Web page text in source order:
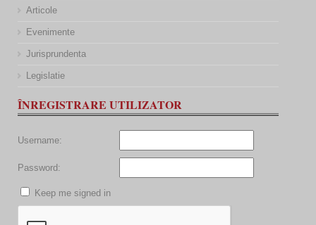
Articole
Evenimente
Jurisprundenta
Legislatie
ÎNREGISTRARE UTILIZATOR
Username:
Password:
Keep me signed in